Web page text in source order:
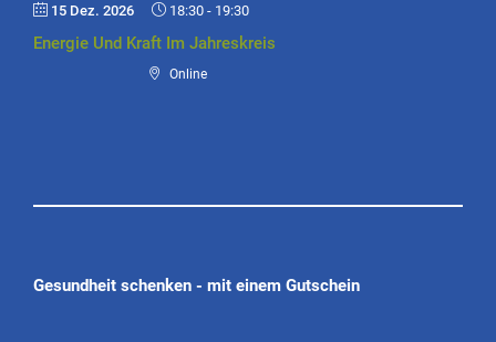
15 Dez. 2026 18:30 - 19:30
Energie Und Kraft Im Jahreskreis
Online
Gesundheit schenken - mit einem Gutschein